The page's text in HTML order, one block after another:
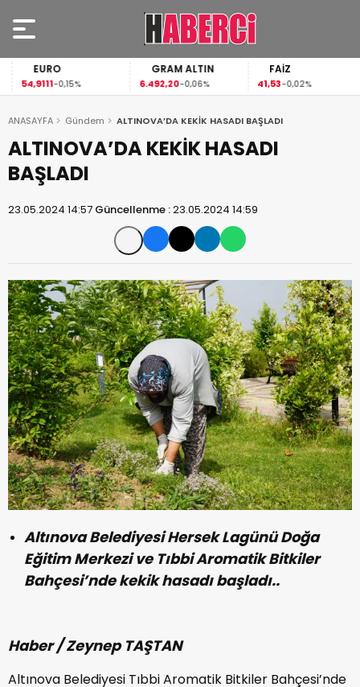
EURO
54,9111-0,15%
GRAM ALTIN
6.492,20-0,06%
FAİZ
41,53-0,02%
ANASAYFA Gündem ALTINOVA’DA KEKİK HASADI BAŞLADI
ALTINOVA’DA KEKİK HASADI
BAŞLADI
23.05.2024 14:57 Güncellenme :23.05.2024 14:59
Altınova Belediyesi Hersek Lagünü Doğa
Eğitim Merkezi ve Tıbbi Aromatik Bitkiler
Bahçesi’nde kekik hasadı başladı..
Haber / Zeynep TAŞTAN
Altınova Belediyesi Tıbbi Aromatik Bitkiler Bahçesi’nde